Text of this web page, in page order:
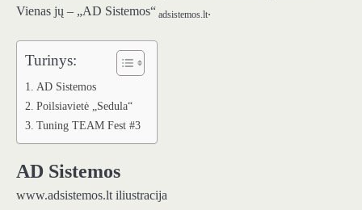
Vienas jų – „AD Sistemos“ adsistemos.lt.
Turinys:
AD Sistemos
Poilsiavietė „Sedula“
Tuning TEAM Fest #3
AD Sistemos
www.adsistemos.lt iliustracija